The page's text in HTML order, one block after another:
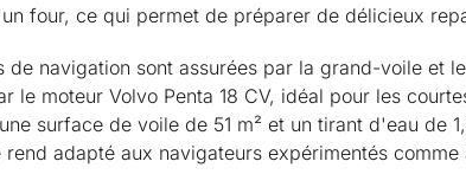
four, ce qui permet de préparer de délicieux
de navigation sont assurées par la grand-voile et
le moteur Volvo Penta 18 CV, idéal pour les
surface de voile de 51 m² et un tirant d'eau de
adapté aux navigateurs expérimentés comme